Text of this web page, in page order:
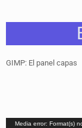
GIMP: El panel capas
Reproductor
Media error: Format(s)